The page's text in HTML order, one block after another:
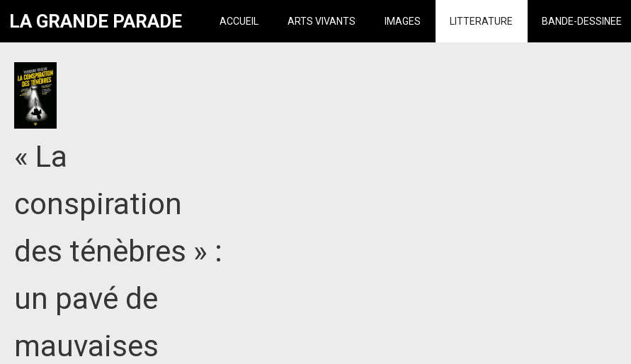
LA GRANDE PARADE ACCUEIL ARTS VIVANTS IMAGES LITTERATURE BANDE-DESSINEE
« La
conspiration
des ténèbres » :
un pavé de
mauvaises